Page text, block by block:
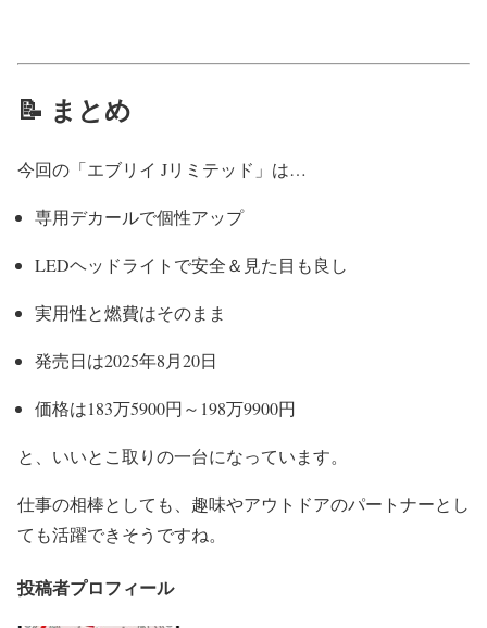
📝 まとめ
今回の「エブリイ Jリミテッド」は…
専用デカールで個性アップ
LEDヘッドライトで安全＆見た目も良し
実用性と燃費はそのまま
発売日は2025年8月20日
価格は183万5900円～198万9900円
と、いいとこ取りの一台になっています。
仕事の相棒としても、趣味やアウトドアのパートナーとし
ても活躍できそうですね。
投稿者プロフィール